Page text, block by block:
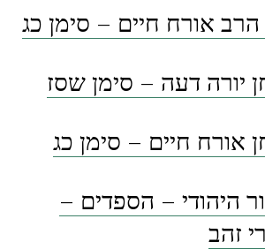
אורח חיים – סימן כג
יורה דעה – סימן שסז
אורח חיים – סימן כג
היהודי – הספדים –
זהב